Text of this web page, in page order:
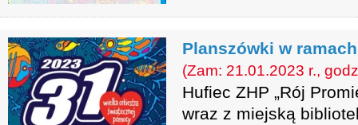
Planszówki w
(Zam: 21.01.2023 r.,
Hufiec ZHP „Rój
wraz z miejską